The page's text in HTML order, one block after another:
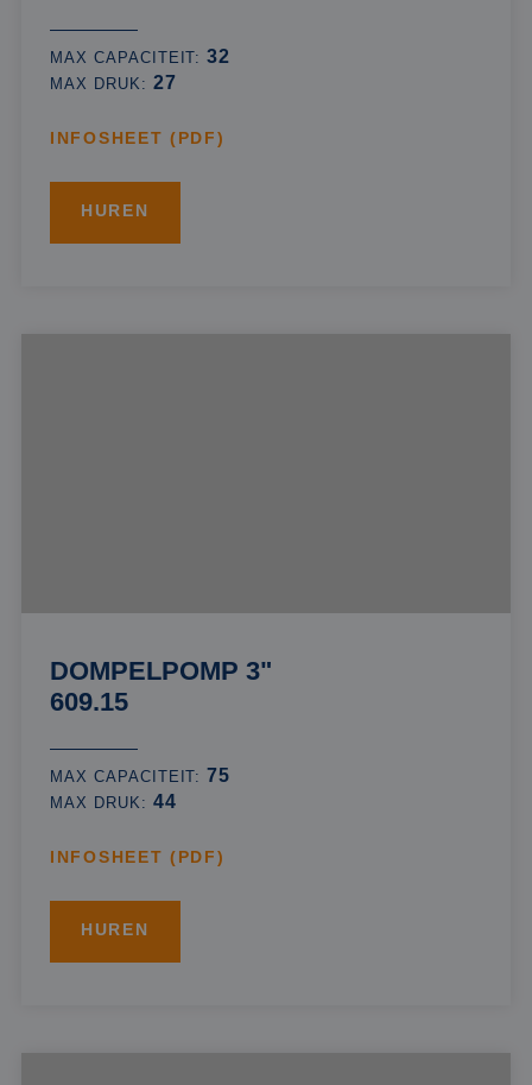
MAX CAPACITEIT:32
MAX DRUK: 27
INFOSHEET (PDF)
HUREN
DOMPELPOMP 3"
609.15
MAX CAPACITEIT: 75
MAX DRUK: 44
INFOSHEET (PDF)
HUREN